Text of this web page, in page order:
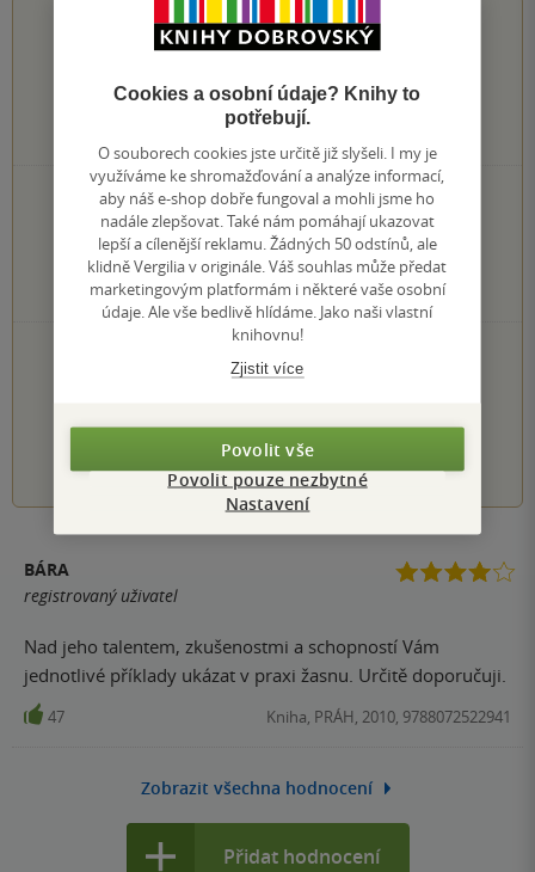
2.5z5
hodnocení čtenářů
0×
5 hvězdiček
1×
4 hvězdičky
0×
3 hvězdičky
0×
2 hvězdičky
1×
1 hvezdička
2 3 4 5
BÁRA
registrovaný uživatel
Nad jeho talentem, zkušenostmi a schopností Vám
jednotlivé příklady ukázat v praxi žasnu. Určitě doporučuji.
47 Kniha, PRÁH, 2010, 9788072522941
Zobrazit všechna hodnocení
Přidat hodnocení
Cookies a osobní údaje? Knihy to
potřebují.
O souborech cookies jste určitě již slyšeli. I my je
využíváme ke shromažďování a analýze informací,
aby náš e-shop dobře fungoval a mohli jsme ho
nadále zlepšovat. Také nám pomáhají ukazovat
lepší a cílenější reklamu. Žádných 50 odstínů, ale
klidně Vergilia v originále. Váš souhlas může předat
marketingovým platformám i některé vaše osobní
údaje. Ale vše bedlivě hlídáme. Jako naši vlastní
knihovnu!
Zjistit více
Povolit vše
Povolit pouze nezbytné
Nastavení